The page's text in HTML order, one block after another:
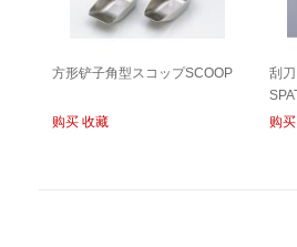
方形铲子角型スコップSCOOP
购买 收藏
刮
购买